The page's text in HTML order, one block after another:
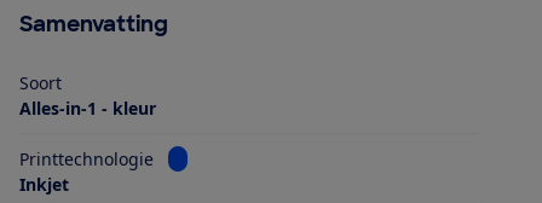
Samenvatting
Soort
Alles-in-1 - kleur
Printtechnologie
Bekijk informatie voor Printtechnologie
Inkjet